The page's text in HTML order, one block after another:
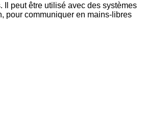
peut être utilisé avec des systèmes
pour communiquer en mains-libres